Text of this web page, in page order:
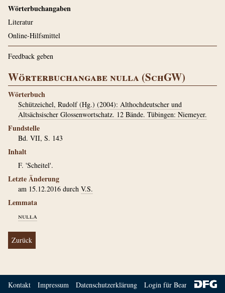
Wörterbuchangaben
Literatur
Online-Hilfsmittel
Feedback geben
Wörterbuchangabe nulla (SchGW)
Wörterbuch
Schützeichel, Rudolf (Hg.) (2004): Althochdeutscher und
Altsächsischer Glossenwortschatz. 12 Bände. Tübingen: Niemeyer.
Fundstelle
Bd. VII, S. 143
Inhalt
F. 'Scheitel'.
Letzte Änderung
am 15.12.2016 durch V.S.
Lemmata
nulla
Zurück
Kontakt Impressum Datenschutzerklärung Login für Bearbeiter